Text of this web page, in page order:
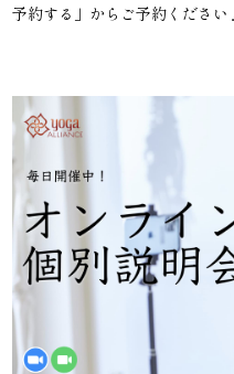
予約する」からご予約ください